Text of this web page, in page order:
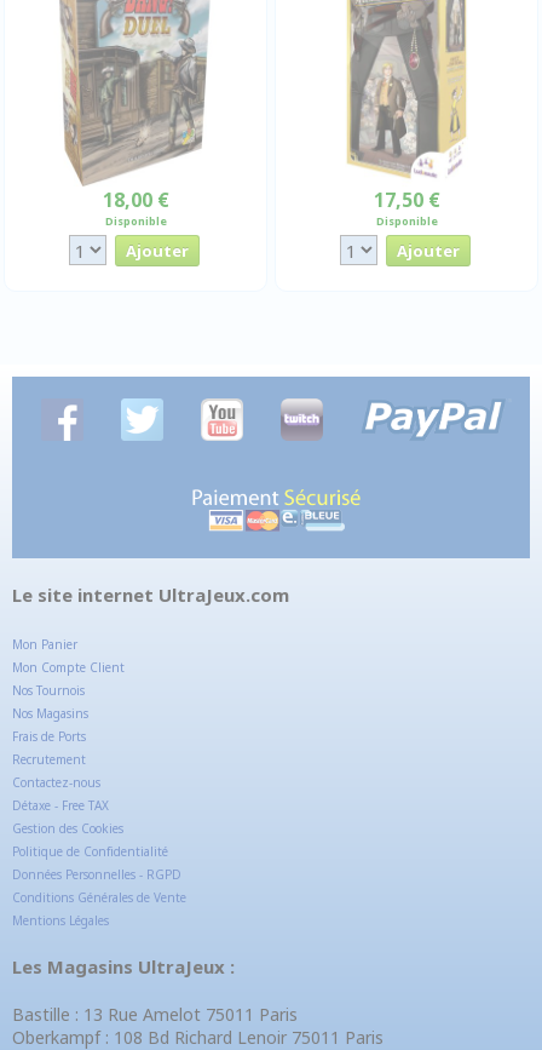
18,00 €
Disponible
17,50 €
Disponible
Le site internet UltraJeux.com
Mon Panier
Mon Compte Client
Nos Tournois
Nos Magasins
Frais de Ports
Recrutement
Contactez-nous
Détaxe - Free TAX
Gestion des Cookies
Politique de Confidentialité
Données Personnelles - RGPD
Conditions Générales de Vente
Mentions Légales
Les Magasins UltraJeux :
Bastille : 13 Rue Amelot 75011 Paris
Oberkampf : 108 Bd Richard Lenoir 75011 Paris